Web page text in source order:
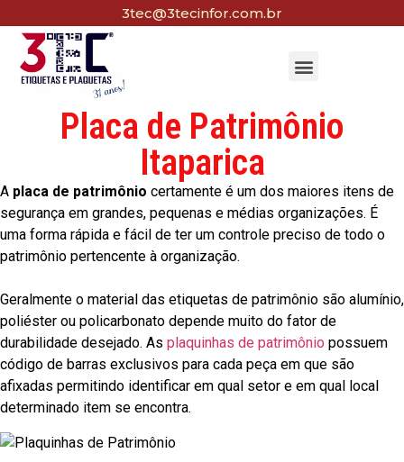
3tec@3tecinfor.com.br
Placa de Patrimônio
Itaparica
A placa de patrimônio certamente é um dos maiores itens de
segurança em grandes, pequenas e médias organizações. É
uma forma rápida e fácil de ter um controle preciso de todo o
patrimônio pertencente à organização.
Geralmente o material das etiquetas de patrimônio são alumínio,
poliéster ou policarbonato depende muito do fator de
durabilidade desejado. As plaquinhas de patrimônio possuem
código de barras exclusivos para cada peça em que são
afixadas permitindo identificar em qual setor e em qual local
determinado item se encontra.